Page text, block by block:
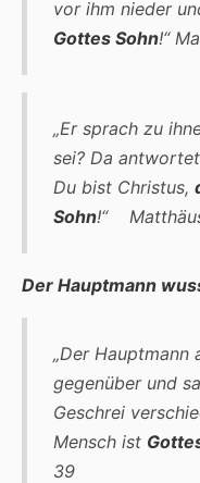
vor ihm nieder
Gottes Sohn!“
„Er sprach zu
sei? Da
Du bist Christus,
Sohn!“Matthäus
Der Hauptmann
„Der Hauptmann
gegenüber und
Geschrei
Mensch ist
39